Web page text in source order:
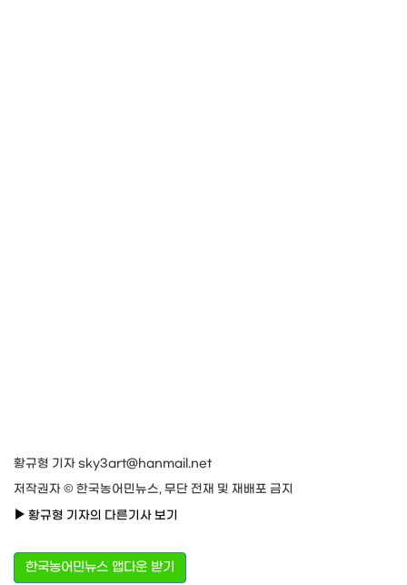
황규형 기자 sky3art@hanmail.net
저작권자 © 한국농어민뉴스, 무단 전재 및 재배포 금지
황규형 기자의 다른기사 보기
한국농어민뉴스 앱다운 받기